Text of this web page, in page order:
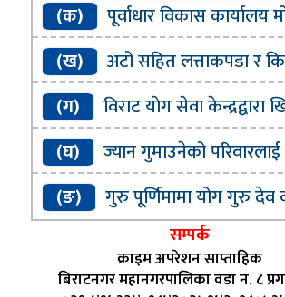
(क)
पूर्वाधार विकास कार्यालय
७२ प्रतिशत भौतिक प्रगति
(ख)
अटो सहित लत्ताकपडा र
सामान बरामद
(ग)
विराट याेग सेवा केन्द्रद्वारा
कार्यक्रम सम्पन्न
(घ)
ज्यान गुमाउनेको
घाईतेलाई ५० हजार सहयाेग गर्ने घाेषणा
(ङ)
गुरु पूर्णिमामा योग गुरु देव
सम्मानित
सम्पर्क
क्राइम अपरेशन साप्ताहिक
बिराटनगर महानगरपालिका वडा न. ८